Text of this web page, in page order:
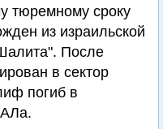
тюремному сроку
из израильской
После
в сектор
погиб в